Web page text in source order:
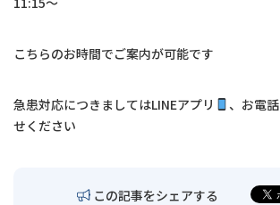
交通アクセス
お問い合わせ
こちらのお時間でご案内が可能です
急患対応につきましてはLINEアプリ 、お電話
せください
この記事をシェアする